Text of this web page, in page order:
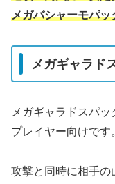
メガバシャーモパッ
メガギャラド
メガギャラドスパ
プレイヤー向けです
攻撃と同時に相手の